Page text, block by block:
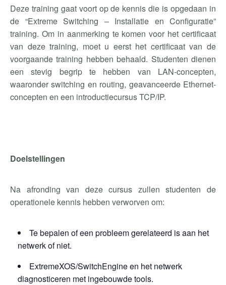
Deze training gaat voort op de kennis die is opgedaan in
de “Extreme Switching – Installatie en Configuratie”
training. Om in aanmerking te komen voor het certificaat
van deze training, moet u eerst het certificaat van de
voorgaande training hebben behaald. Studenten dienen
een stevig begrip te hebben van LAN-concepten,
waaronderswitching en routing, geavanceerde Ethernet-
concepten en een introductiecursus TCP/IP.
Doelstellingen
Na afronding van deze cursus zullen studenten de
operationele kennis hebben verworven om:
Te bepalen of een probleem gerelateerd is aan het
netwerk of niet.
ExtremeXOS/SwitchEngine en het netwerk
diagnosticeren met ingebouwde tools.